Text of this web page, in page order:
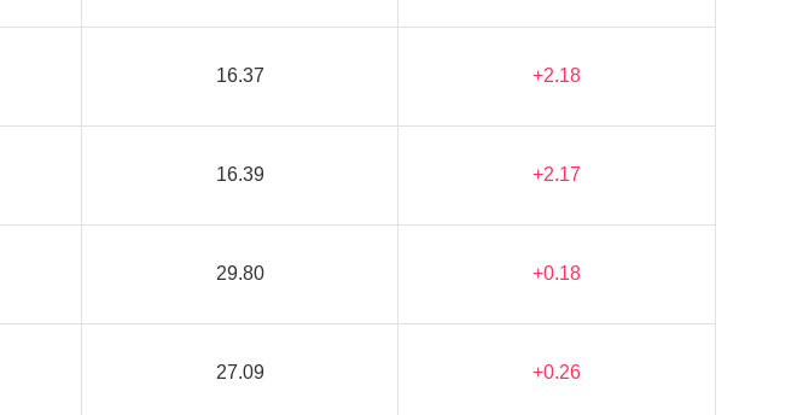
16.37 +2.18
16.39 +2.17
29.80 +0.18
27.09 +0.26